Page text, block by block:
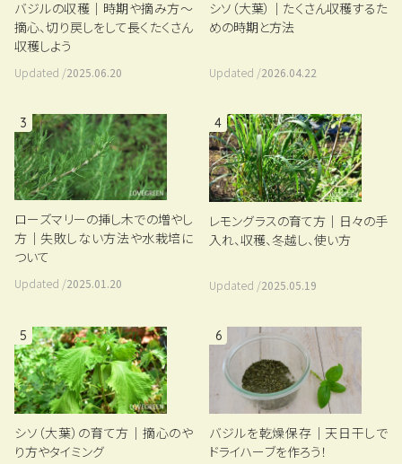
バジルの収穫｜時期や摘み方～
摘心、切り戻しをして長くたくさん
収穫しよう
Updated /2025.06.20
シソ（大葉）｜たくさん収穫するた
めの時期と方法
Updated /2026.04.22
3
ローズマリーの挿し木での増やし
方｜失敗しない方法や水栽培に
ついて
Updated /2025.01.20
4
レモングラスの育て方｜日々の手
入れ、収穫、冬越し、使い方
Updated /2025.05.19
5
シソ（大葉）の育て方｜摘心のや
り方やタイミング
6
バジルを乾燥保存｜天日干しで
ドライハーブを作ろう！